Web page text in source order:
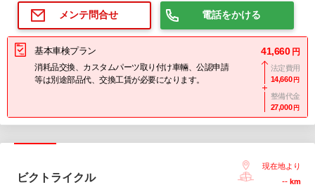
メンテ問合せ 電話をかける
基本車検プラン
消耗品交換、カスタムパーツ取り付け車輛、公認申請
等は別途部品代、交換工賃が必要になります。
41,660 円
法定費用
14,660 円
整備代金
27,000 円
ビクトライクル
現在地より
-- km